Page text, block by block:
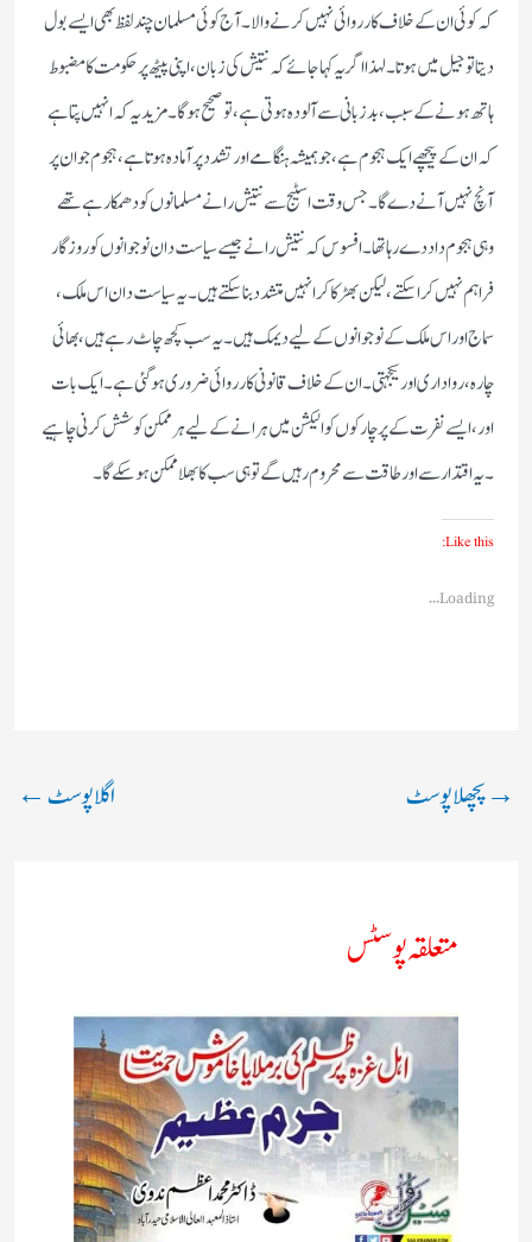
کہ کوئی ان کے خلاف کارروائی نہیں کرنے والا ۔ آج کوئی مسلمان چند لفظ بھی ایسے بول
دیتا تو جیل میں ہوتا ۔ لہذا اگر یہ کہا جائے کہ نتیش کی زبان ، اپنی پیٹھ پر حکومت کا مضبوط
ہاتھ ہونے کے سبب ، بدزبانی سے آلودہ ہوتی ہے ، تو صحیح ہوگا ۔ مزید یہ کہ انہیں پتا ہے
کہ ان کے پیچھے ایک ہجوم ہے ، جو ہمیشہ ہنگامے اور تشدد پر آمادہ ہوتا ہے ، ہجوم جو ان پر
آنچ نہیں آنے دے گا ۔ جس وقت اسٹیج سے نتیش رانے مسلمانوں کو دھمکا رہے تھے
وہی ہجوم داد دے رہا تھا ۔ افسوس کہ نتیش رانے جیسے سیاست دان نوجوانوں کو روزگار
فراہم نہیں کرا سکتے ، لیکن بھڑکا کر انہیں متشدد بنا سکتے ہیں ۔ یہ سیاست دان اس ملک ،
سماج اور اس ملک کے نوجوانوں کے لیے دیمک ہیں ۔ یہ سب کچھ چاٹ رہے ہیں ، بھائی
چارہ ، رواداری اور یکجہتی ۔ ان کے خلاف قانونی کارروائی ضروری ہو گئی ہے ۔ ایک بات
اور ، ایسے نفرت کے پرچارکوں کو الیکشن میں ہرانے کے لیے ہر ممکن کوشش کرنی چاہیے
۔ یہ اقتدار سے اور طاقت سے محروم رہیں گے تو ہی سب کا بھلا ممکن ہو سکے گا ۔
Like this:
Loading...
→پچھلا پوسٹ اگلا پوسٹ←
متعلقہ پوسٹس